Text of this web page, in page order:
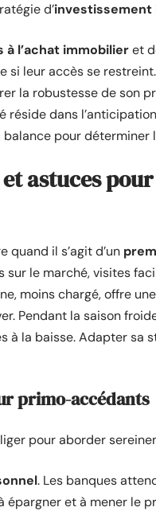
d’investissement
à l’achat immobilieret
si leur accès se
la robustesse de son
réside dans
pour déterminer
astuces
quand il s’agit d’un
sur le marché, visites
moins chargé, offre
Pendant la saison
à la baisse. Adapter
primo-accédants
pour aborder
. Les banques
épargner et à mener le